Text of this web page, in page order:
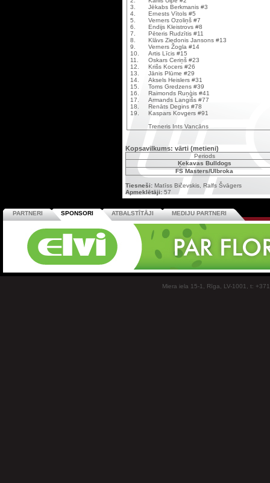
3.
Jēkabs Berkmanis #3
4.
Ernests Vītols #5
5.
Verners Ozoliņš #7
6.
Endijs Kleistrovs #8
7.
Pēteris Rudzītis #11
8.
Klāvs Ziedonis Jansons #13
9.
Verners Žogla #14
10.
Artis Līcis #15
11.
Oskars Ceriņš #23
12.
Krišs Kocers #26
13.
Jānis Plūme #29
14.
Aksels Heislers #31
15.
Toms Gredzens #39
16.
Raimonds Ruņģis #41
17.
Armands Langišs #77
18.
Renāts Degins #78
19.
Kaspars Kovgers #91
Treneris Ints Vancāns
Kopsavilkums: vārti (metieni)
Periods
Ķekavas Bulldogs
FS Masters/Ulbroka
Tiesneši: Matīss Bičevskis, Ralfs Švāgers
Apmeklētāji: 57
PARTNERI SPONSORI ATBALSTĪTĀJI MEDIJU PARTNERI
Miera iela 15-1, Rīga, LV-1001, t: